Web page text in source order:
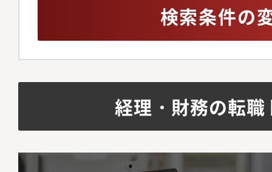
検索条件の
経理・財務の転